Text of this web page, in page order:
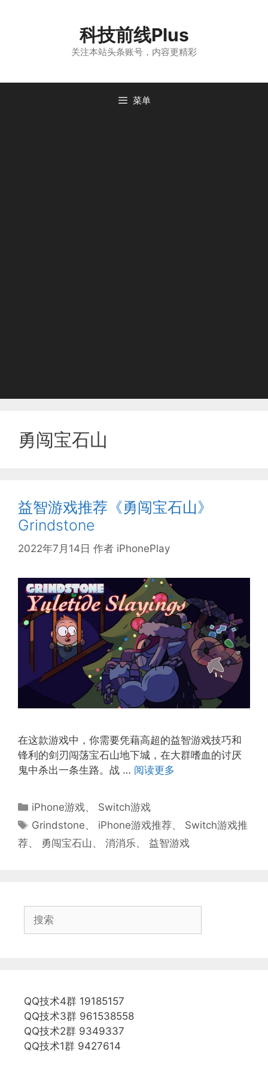
科技前线Plus
关注本站头条账号，内容更精彩
菜单
勇闯宝石山
益智游戏推荐《勇闯宝石山》
Grindstone
2022年7月14日 作者 iPhonePlay
在这款游戏中，你需要凭藉高超的益智游戏技巧和
锋利的剑刃闯荡宝石山地下城，在大群嗜血的讨厌
鬼中杀出一条生路。战 … 阅读更多
分
类
iPhone游戏、 Switch游戏
标
Grindstone、 iPhone游戏推荐、 Switch游戏推
荐、 勇闯宝石山 、 消消乐、 益智游戏
QQ技术4群 19185157
QQ技术3群 961538558
QQ技术2群 9349337
QQ技术1群 9427614